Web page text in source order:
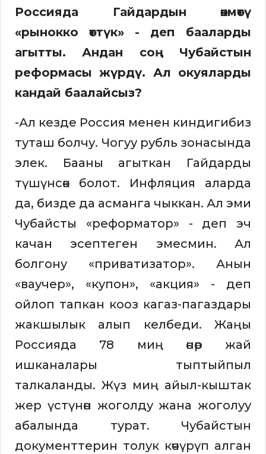
Россияда Гайдардын өкмөтү
«рынокко өттүк» - деп бааларды
агытты. Андан соң Чубайстын
реформасы жүрдү. Ал окуяларды
кандай баалайсыз?
-Ал кезде Россия менен киндигибиз
туташ болчу. Чогуу рубль зонасында
элек. Бааны агыткан Гайдарды
түшүнсөк болот. Инфляция аларда
да, бизде да асманга чыккан. Ал эми
Чубайсты «реформатор» - деп эч
качан эсептеген эмесмин. Ал
болгону «приватизатор». Анын
«ваучер», «купон», «акция» - деп
ойлоп тапкан кооз кагаз-пагаздары
жакшылык алып келбеди. Жаңы
Россияда 78 миң өнөр жай
ишканалары тыптыйпыл
талкаланды. Жүз миң айыл-кыштак
жер үстүнөн жоголду жана жоголуу
абалында турат. Чубайстын
документтерин толук көчүрүп алган